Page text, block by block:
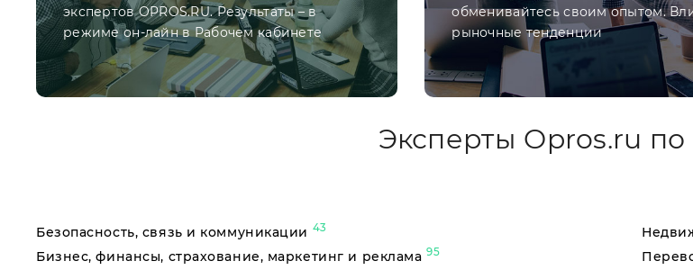
экспертов OPROS.RU. Результаты – в
режиме он-лайн в Рабочем кабинете
обменивайтесь своим опытом.
рыночные тенденции
Эксперты Opros.ru по
Безопасность, связь и коммуникации 43
Бизнес, финансы, страхование, маркетинг и реклама 95